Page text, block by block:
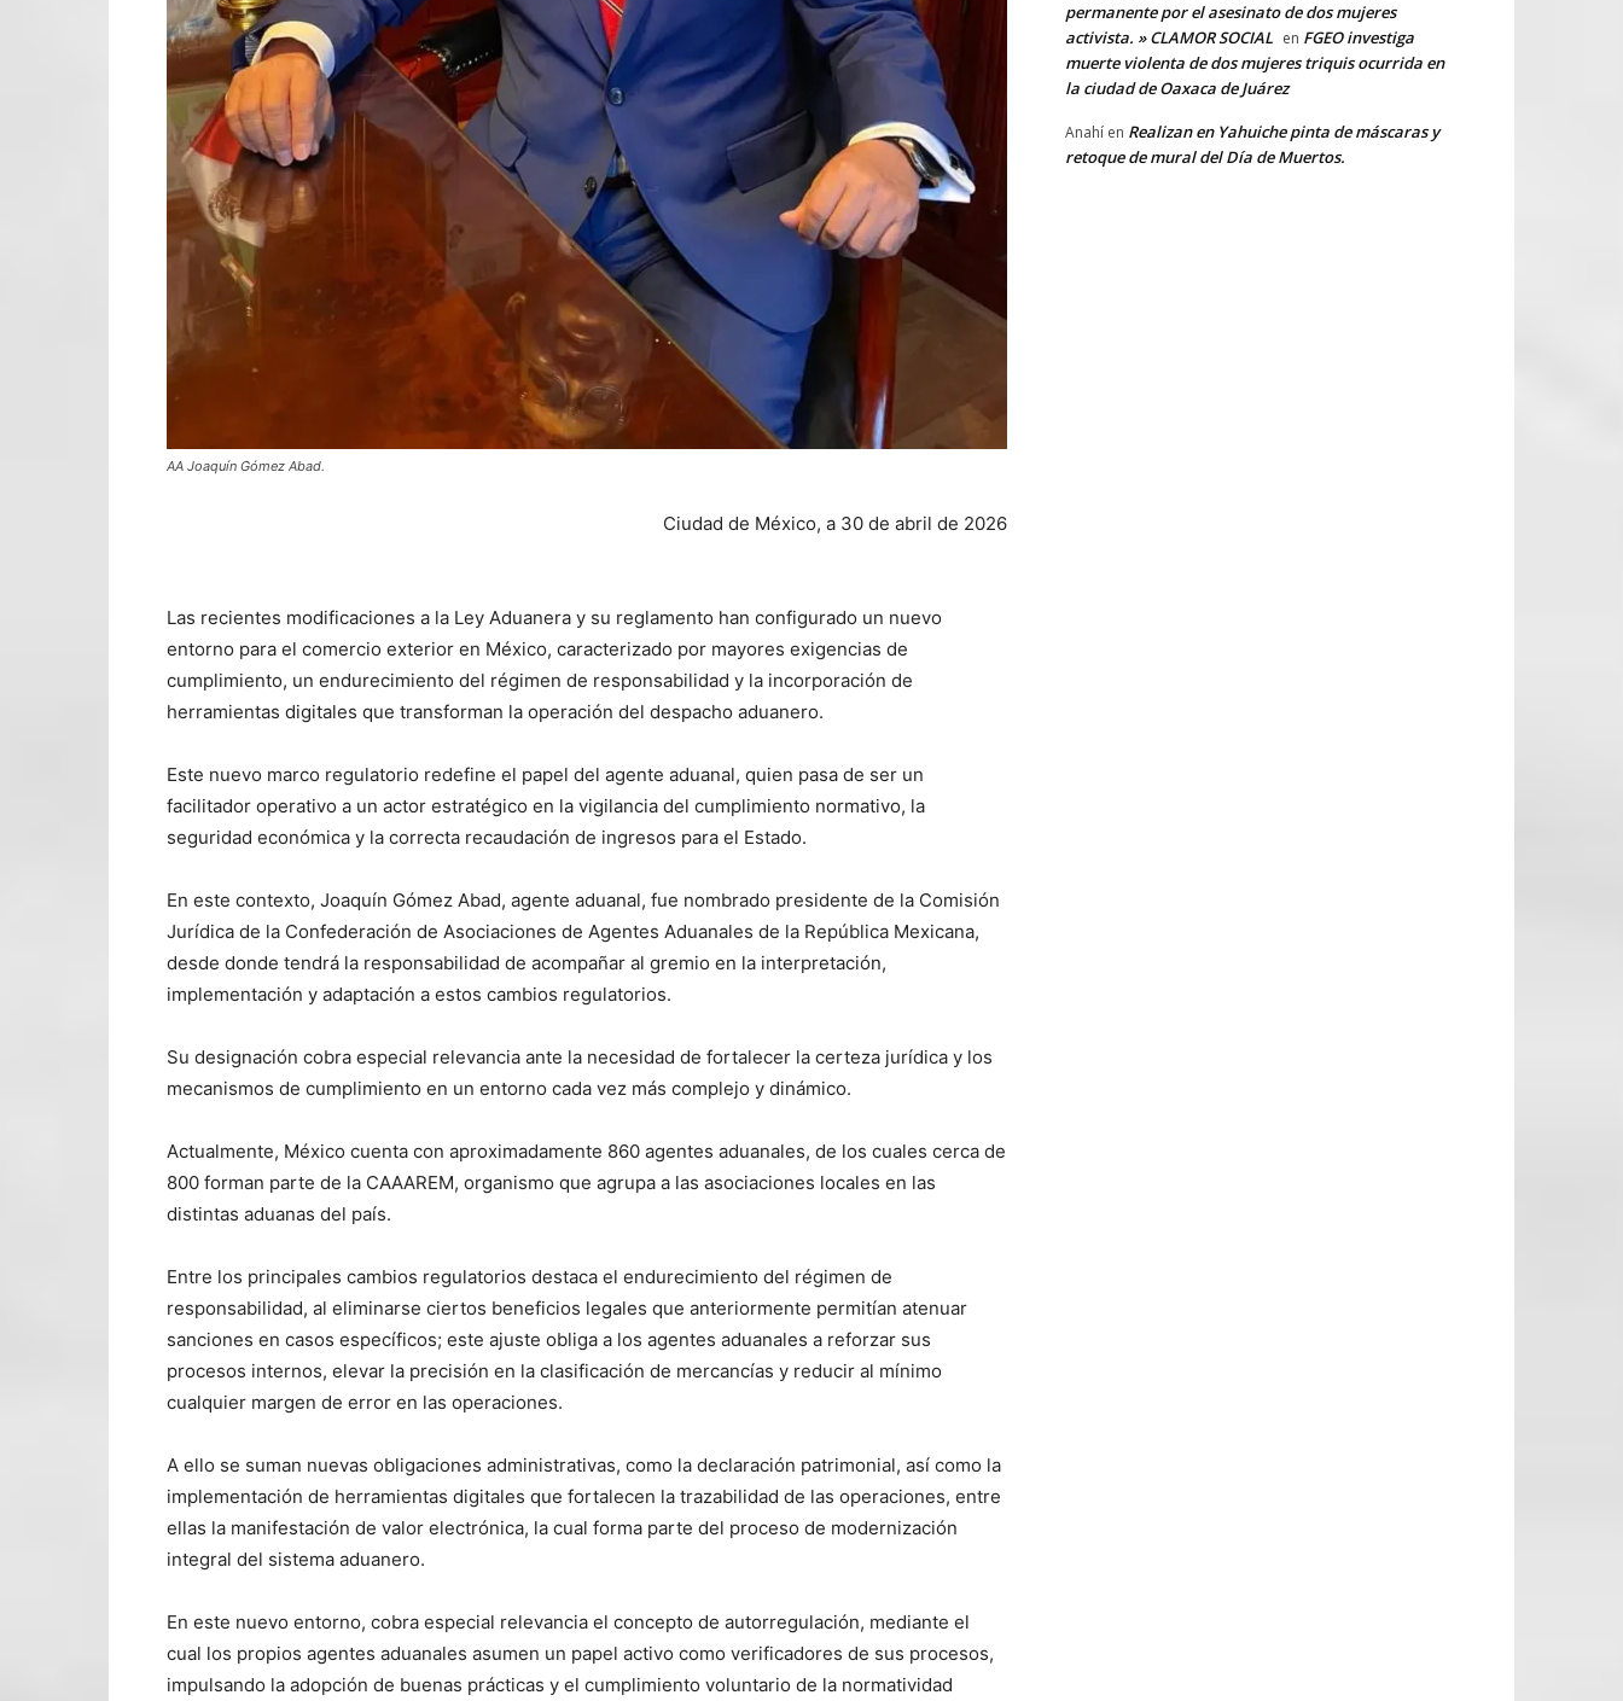
AA Joaquín Gómez Abad.
Ciudad de México, a 30 de abril de 2026
Las recientes modificaciones a la Ley Aduanera y su reglamento han configurado un nuevo
entorno para el comercio exterior en México, caracterizado por mayores exigencias de
cumplimiento, un endurecimiento del régimen de responsabilidad y la incorporación de
herramientas digitales que transforman la operación del despacho aduanero.
Este nuevo marco regulatorio redefine el papel del agente aduanal, quien pasa de ser un
facilitador operativo a un actor estratégico en la vigilancia del cumplimiento normativo, la
seguridad económica y la correcta recaudación de ingresos para el Estado.
En este contexto, Joaquín Gómez Abad, agente aduanal, fue nombrado presidente de la Comisión
Jurídica de la Confederación de Asociaciones de Agentes Aduanales de la República Mexicana,
desde donde tendrá la responsabilidad de acompañar al gremio en la interpretación,
implementación y adaptación a estos cambios regulatorios.
Su designación cobra especial relevancia ante la necesidad de fortalecer la certeza jurídica y los
mecanismos de cumplimiento en un entorno cada vez más complejo y dinámico.
Actualmente, México cuenta con aproximadamente 860 agentes aduanales, de los cuales cerca de
800 forman parte de la CAAAREM, organismo que agrupa a las asociaciones locales en las
distintas aduanas del país.
Entre los principales cambios regulatorios destaca el endurecimiento del régimen de
responsabilidad, al eliminarse ciertos beneficios legales que anteriormente permitían atenuar
sanciones en casos específicos; este ajuste obliga a los agentes aduanales a reforzar sus
procesos internos, elevar la precisión en la clasificación de mercancías y reducir al mínimo
cualquier margen de error en las operaciones.
A ello se suman nuevas obligaciones administrativas, como la declaración patrimonial, así como la
implementación de herramientas digitales que fortalecen la trazabilidad de las operaciones, entre
ellas la manifestación de valor electrónica, la cual forma parte del proceso de modernización
integral del sistema aduanero.
En este nuevo entorno, cobra especial relevancia el concepto de autorregulación, mediante el
cual los propios agentes aduanales asumen un papel activo como verificadores de sus procesos,
impulsando la adopción de buenas prácticas y el cumplimiento voluntario de la normatividad
permanente por el asesinato de dos mujeres
activista. » CLAMOR SOCIAL en FGEO investiga
muerte violenta de dos mujeres triquis ocurrida en
la ciudad de Oaxaca de Juárez
Anahí en Realizan en Yahuiche pinta de máscaras y
retoque de mural del Día de Muertos.